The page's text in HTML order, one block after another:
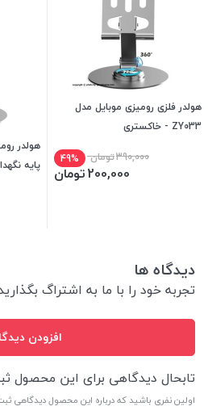
هولدر فلزی رومیزی موبایل مدل
ZY033 - خاکستری
390,000تومان 49%
200,000تومان
هولدر
پایه
دیدگاه ها
تجربه خود را با ما به اشتراگ
افزودن
تابحال دیدگاهی برای این محصول
اولین نفری باشید که درباره این محصول دیدگاهی